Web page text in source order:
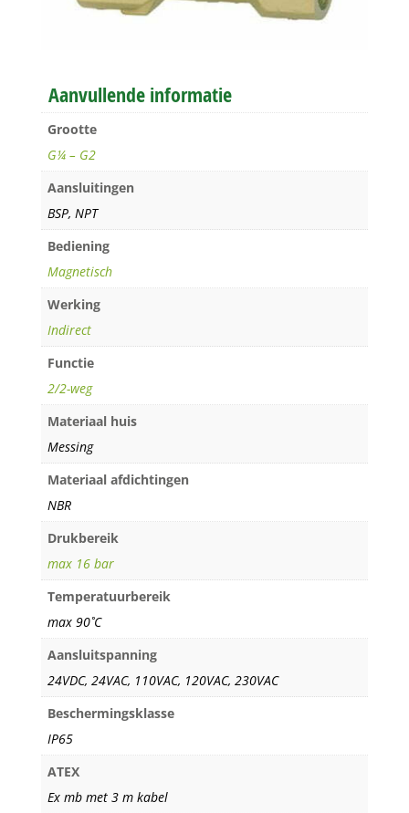
Aanvullende informatie
Grootte
G¼ – G2
Aansluitingen
BSP, NPT
Bediening
Magnetisch
Werking
Indirect
Functie
2/2-weg
Materiaal huis
Messing
Materiaal afdichtingen
NBR
Drukbereik
max 16 bar
Temperatuurbereik
max 90˚C
Aansluitspanning
24VDC, 24VAC, 110VAC, 120VAC, 230VAC
Beschermingsklasse
IP65
ATEX
Ex mb met 3 m kabel